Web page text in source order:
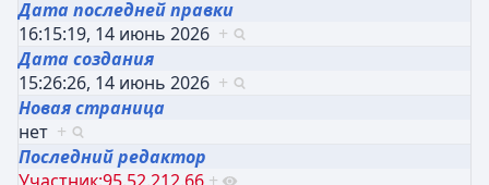
Дата последней правки
16:15:19, 14 июнь 2026 +
Дата создания
15:26:26, 14 июнь 2026 +
Новая страница
нет +
Последний редактор